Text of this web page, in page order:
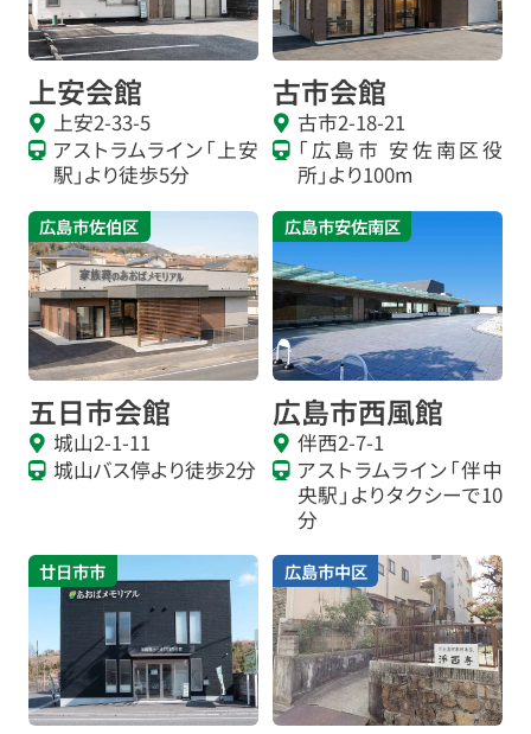
上安会館
上安2-33-5
アストラムライン「上安
駅」より徒歩5分
古市会館
古市2-18-21
「広島市 安佐南区役
所」より100m
広島市佐伯区
五日市会館
城山2-1-11
城山バス停より徒歩2分
広島市安佐南区
広島市西風館
伴西2-7-1
アストラムライン「伴中
央駅」よりタクシーで10
分
廿日市市 広島市中区